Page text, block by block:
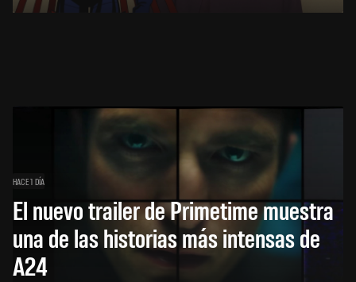
HACE 1 DÍA
El nuevo trailer de Primetime muestra
una de las historias más intensas de
A24